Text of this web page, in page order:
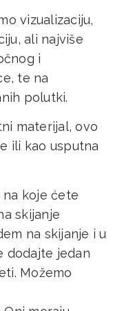
vizualizaciju,
ali najviše
i
te na
polutki.
materijal, ovo
ili kao usputna
koje ćete
skijanje
na skijanje i u
dodajte jedan
Možemo